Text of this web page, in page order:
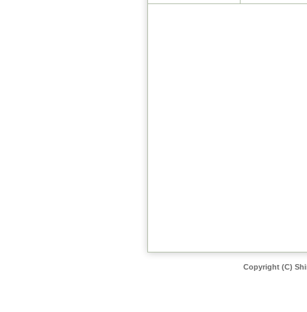
Copyright (C)